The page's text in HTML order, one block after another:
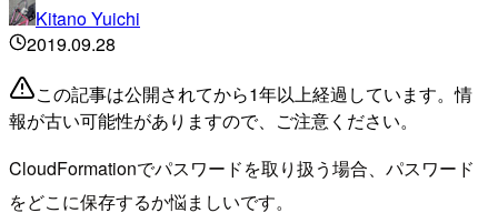
Kitano Yuichi
2019.09.28
この記事は公開されてから1年以上経過しています。情
報が古い可能性がありますので、ご注意ください。
CloudFormationでパスワードを取り扱う場合、パスワード
をどこに保存するか悩ましいです。